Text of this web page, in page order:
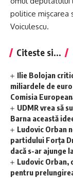
politice mișcarea
Voiculescu.
Citeste si...
Ilie Bolojan
miliardele de
Comisia
UDMR vrea să
Barna această
Ludovic Orban
partidului Forța
dacă s-ar ajunge
Ludovic Orban,
pentru